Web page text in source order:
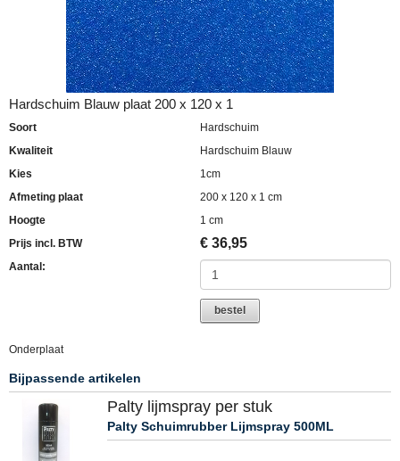
Hardschuim Blauw plaat 200 x 120 x 1
Soort
Hardschuim
Kwaliteit
Hardschuim Blauw
Kies
1cm
Afmeting plaat
200 x 120 x 1 cm
Hoogte
1 cm
Prijs incl. BTW
€ 36,95
Aantal:
bestel
Onderplaat
Bijpassende artikelen
Palty lijmspray per stuk
Palty Schuimrubber Lijmspray 500ML